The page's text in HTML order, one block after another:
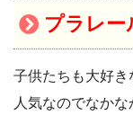
プラレー
子供たちも大好
人気なのでなか